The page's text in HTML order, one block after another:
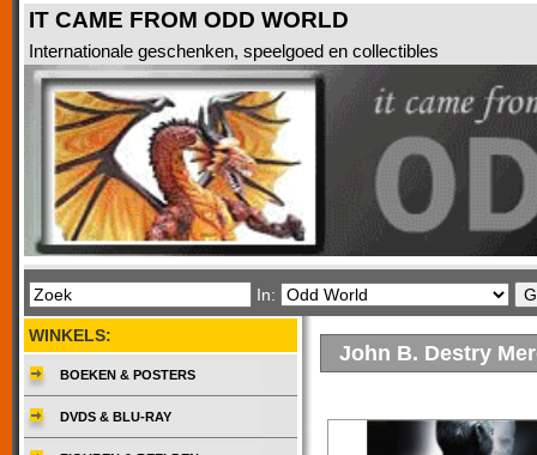
IT CAME FROM ODD WORLD
Internationale geschenken, speelgoed en collectibles
In:
John B. Destry
WINKELS:
BOEKEN & POSTERS
DVDS & BLU-RAY